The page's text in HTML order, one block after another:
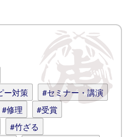
ル用のHTMLタグを使
えます)
ー対策
#セミナー・講演
#修理
#受賞
#竹ざる